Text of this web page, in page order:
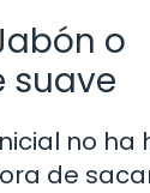
o
suave
no ha
de